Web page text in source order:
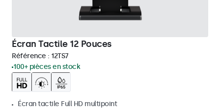
Écran Tactile 12 Pouces
Référence : 12TS7
100+ pièces en stock
Écran tactile Full HD multipoint